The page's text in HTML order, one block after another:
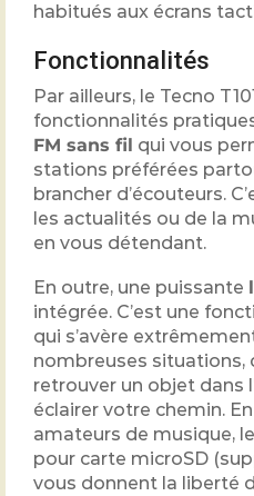
habitués aux écrans
Fonctionnalités
Par ailleurs, le Tecno
fonctionnalités
FM sans fil qui vous
stations préférées
brancher d’écouteurs.
les actualités ou de la
en vous détendant.
En outre, une puissante
intégrée. C’est une
qui s’avère
nombreuses situations,
retrouver un objet dans
éclairer votre chemin.
amateurs de musique, le
pour carte microSD
vous donnent la liberté